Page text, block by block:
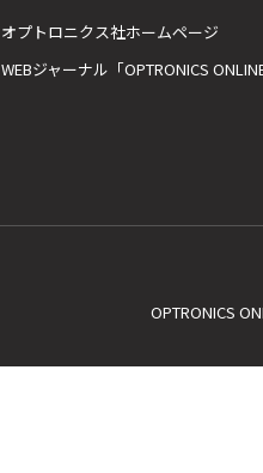
オプトロニクス社ホームページ
WEBジャーナル「OPTRONICS ONLINE
OPTRONICS